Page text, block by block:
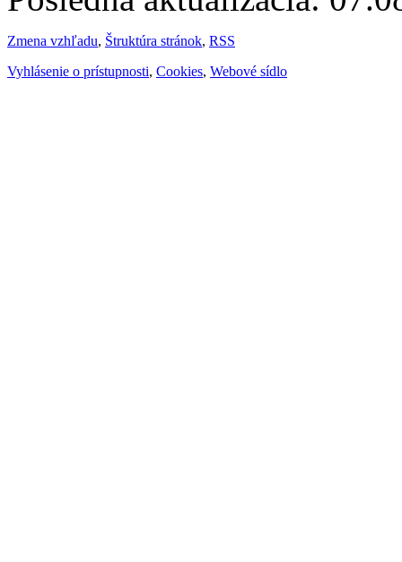
Zmena vzhľadu, Štruktúra stránok, RSS
Vyhlásenie o prístupnosti, Cookies, Webové sídlo